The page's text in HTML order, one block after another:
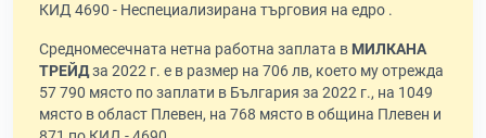
КИД 4690 - Неспециализирана търговия на едро .
Средномесечната нетна работна заплата в МИЛКАНА
ТРЕЙДза 2022 г. е в размер на 706 лв, което му отрежда
57 790 място по заплати в България за 2022 г., на 1049
място в област Плевен, на 768 място в община Плевен и